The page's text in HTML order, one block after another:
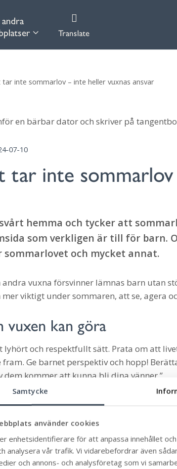
Samtycke
använder cookies
enhetsidentifierare för att anpassa innehållet
analysera vår trafik. Vi vidarebefordrar även
och annons- och analysföretag som vi
Translate
tar inte sommarlov – inte heller vuxnas ansvar
07-10
tar inte
hemma och tycker att
som verkligen är till för barn.
sommarlovet och mycket annat.
vuxna försvinner lämnas barn utan
viktigt under sommaren, att se, agera
vuxen kan göra
lyhört och respektfullt sätt. Prata om att
Ge barnet perspektiv och hopp!
dem kommer att kunna bli dina vänner.”
. Försök bryta känslan genom att göra
har
med? Prata om hur det skulle kunna
i aktiviteter . Barnet kanske inte får nära